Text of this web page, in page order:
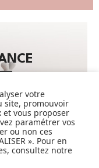
votre
site, promouvoir
et vous proposer
paramétrer vos
ou non ces
». Pour en
consultez notre